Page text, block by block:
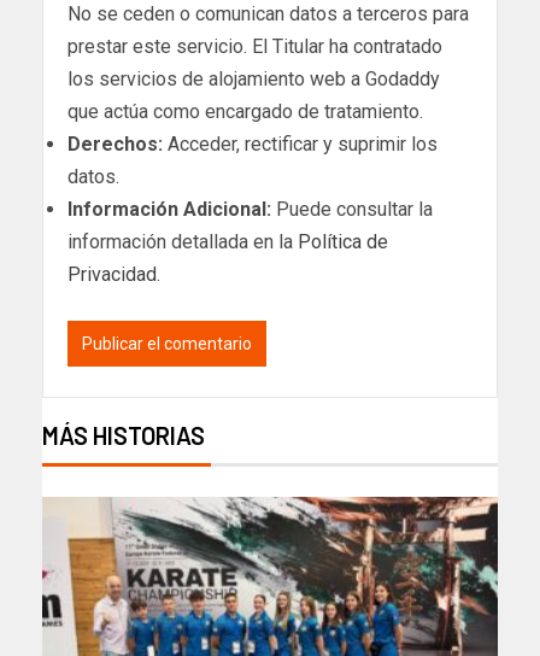
No se ceden o comunican datos a terceros para
prestar este servicio. El Titular ha contratado
los servicios de alojamiento web a Godaddy
que actúa como encargado de tratamiento.
Derechos: Acceder, rectificar y suprimir los
datos.
Información Adicional: Puede consultar la
información detallada en la Política de
Privacidad.
MÁS HISTORIAS